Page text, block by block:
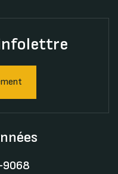
9068